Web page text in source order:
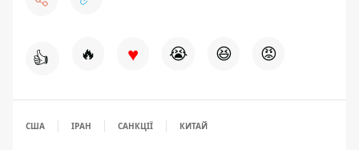
👍 🔥 ♥ 😭 😆 😡
США ІРАН САНКЦІЇ КИТАЙ